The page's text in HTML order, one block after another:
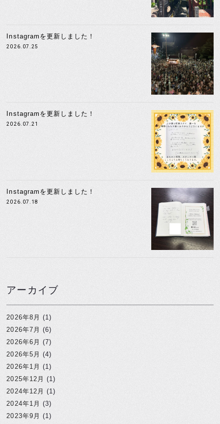
Instagramを更新しました！
2026.07.25
Instagramを更新しました！
2026.07.21
Instagramを更新しました！
2026.07.18
アーカイブ
2026年8月 (1)
2026年7月 (6)
2026年6月 (7)
2026年5月 (4)
2026年1月 (1)
2025年12月 (1)
2024年12月 (1)
2024年1月 (3)
2023年9月 (1)